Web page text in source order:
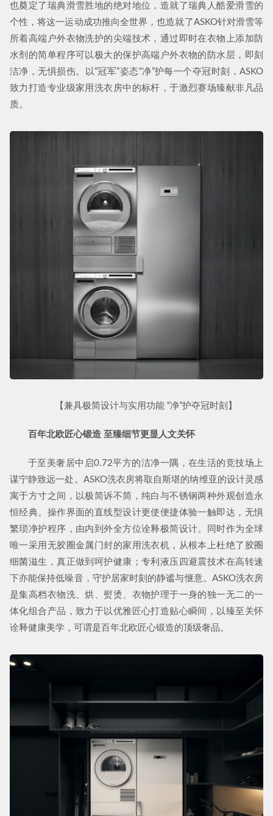
也奠定了瑞典滑雪胜地的绝对地位，造就了瑞典人酷爱滑雪的
个性，将这一运动成功推向全世界，也造就了ASKO针对滑雪等
所着高端户外衣物洗护的尖端技术，通过即时在衣物上添加防
水剂的简单程序可以极大的保护高端户外衣物的防水层，即刻
洁净，无惧损伤。以“冠军”姿态“净”护每一个夺冠时刻，ASKO
致力打造专业级家用洗衣房中的标杆，于激烈赛场臻献非凡品
质。
【兼具极简设计与实用功能 “净”护夺冠时刻】
百年北欧匠心锻造 至臻细节更显人文关怀
于至美奢居中启0.72平方的洁净一隅，在生活的竞技场上
谋宁静致远一处。ASKO洗衣房将取自斯堪的纳维亚的设计灵感
寓于方寸之间，以极简诉不简，纯白与不锈钢两种外观创造永
恒经典。操作界面的直线型设计更使便捷体验一触即达，无惧
繁琐净护程序，由内到外全方位诠释极简设计。同时作为全球
唯一采用无胶圈金属门封的家用洗衣机，从根本上杜绝了胶圈
细菌滋生，真正做到呵护健康；专利液压四避震技术在高转速
下亦能保持低噪音，守护居家时刻的静谧与惬意。ASKO洗衣房
是集高档衣物洗、烘、熨烫、衣物护理于一身的独一无二的一
体化组合产品，致力于以优雅匠心打造贴心瞬间，以臻至关怀
诠释健康美学，可谓是百年北欧匠心锻造的顶级奢品。